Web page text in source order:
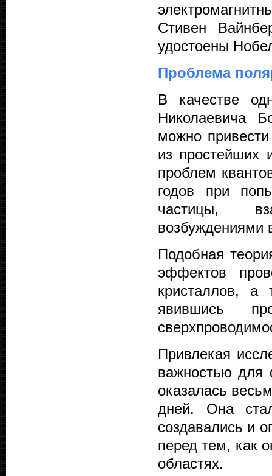
Стивен
удостоены
Проблема
В качестве
Николаевича
можно
из
проблем
годов при
частицы,
возбуждениями
Подобная
эффектов
кристаллов, а
явившись
Привлекая
важностью для
оказалась
дней. Она
создавались и
перед тем, как
областях.